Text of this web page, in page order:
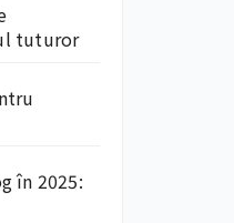
tuturor
în 2025: